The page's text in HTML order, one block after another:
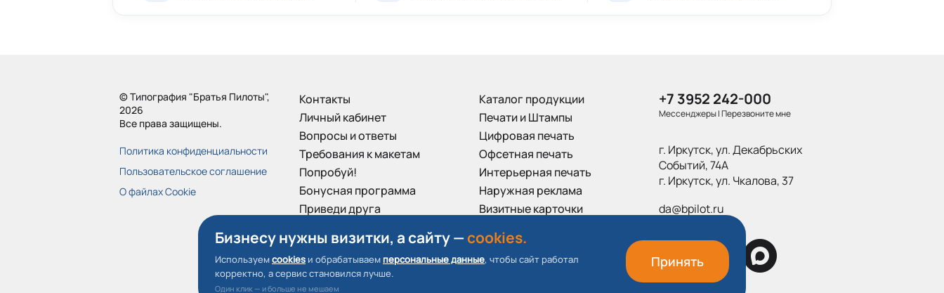
© Типография "Братья Пилоты",
2026
Все права защищены.
Политика конфиденциальности
Пользовательское соглашение
О файлах Cookie
Контакты
Личный кабинет
Вопросы и ответы
Требования к макетам
Попробуй!
Бонусная программа
Приведи друга
Каталог продукции
Печати и Штампы
Цифровая печать
Офсетная печать
Интерьерная печать
Наружная реклама
Визитные карточки
+7 3952 242-000
Мессенджеры|Перезвоните мне
г. Иркутск, ул. Декабрьских
Событий, 74А
г. Иркутск, ул. Чкалова, 37
da@bpilot.ru
Бизнесу нужны визитки, а сайту —cookies.
Используемcookies и обрабатываем персональные данные, чтобы сайт работал
корректно, а сервис становился лучше.
Один клик — и больше не мешаем
Принять